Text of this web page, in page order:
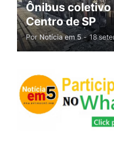
Ônibus coletivo
Centro de SP
Por Notícia em 5 - 18